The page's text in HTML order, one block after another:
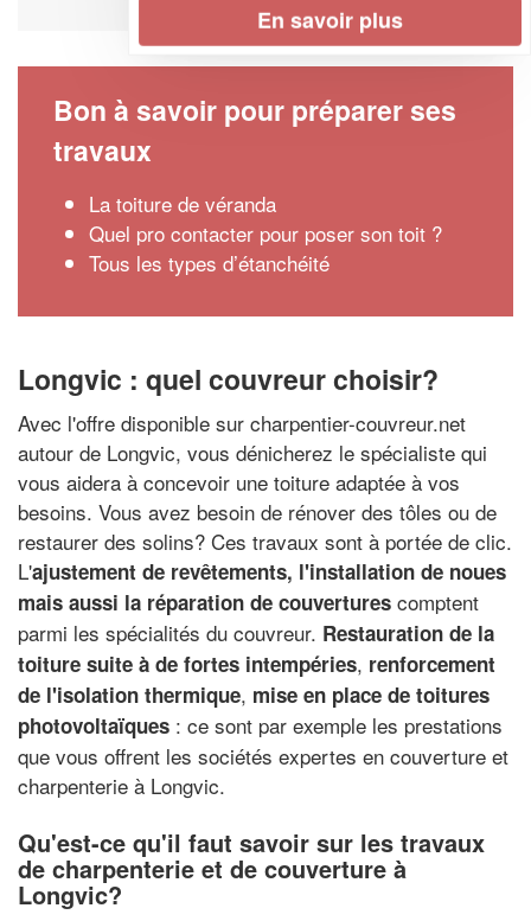
Bon à savoir pour préparer ses
travaux
La toiture de véranda
Quel pro contacter pour poser son toit ?
Tous les types d’étanchéité
Longvic : quel couvreur choisir?
Avec l'offre disponible sur charpentier-couvreur.net
autour de Longvic, vous dénicherez le spécialiste qui
vous aidera à concevoir une toiture adaptée à vos
besoins. Vous avez besoin de rénover des tôles ou de
restaurer des solins? Ces travaux sont à portée de clic.
L'ajustement de revêtements, l'installation de noues
mais aussi la réparation de couvertures comptent
parmi les spécialités du couvreur. Restauration de la
toiture suite à de fortes intempéries, renforcement
de l'isolation thermique, mise en place de toitures
photovoltaïques : ce sont par exemple les prestations
que vous offrent les sociétés expertes en couverture et
charpenterie à Longvic.
Qu'est-ce qu'il faut savoir sur les travaux
de charpenterie et de couverture à
Longvic?
En savoir plus